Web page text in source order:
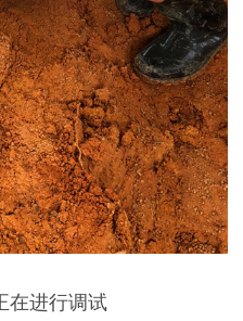
在进行调试